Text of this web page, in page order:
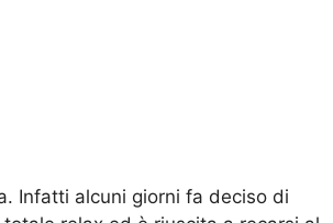
Infatti alcuni giorni fa deciso di